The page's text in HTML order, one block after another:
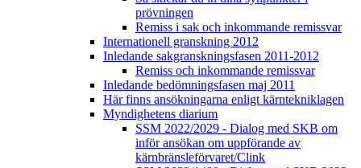
prövningen
Remiss i sak och inkommande remissvar
Internationell granskning 2012
Inledande sakgranskningsfasen 2011-2012
Remiss och inkommande remissvar
Inledande bedömningsfasen maj 2011
Här finns ansökningarna enligt kärntekniklagen
Myndighetens diarium
SSM 2022/2029 - Dialog med SKB om
inför ansökan om uppförande av
kärnbränsleförvaret/Clink